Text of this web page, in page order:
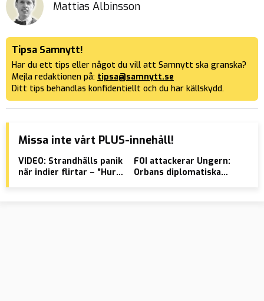
Mattias Albinsson
Tipsa Samnytt!
Har du ett tips eller något du vill att Samnytt ska granska?
Mejla redaktionen på: tipsa@samnytt.se
Ditt tips behandlas konfidentiellt och du har källskydd.
Missa inte vårt PLUS-innehåll!
VIDEO: Strandhälls panik
när indier flirtar – ”Hur
FOI attackerar Ungern:
Orbans diplomatiska